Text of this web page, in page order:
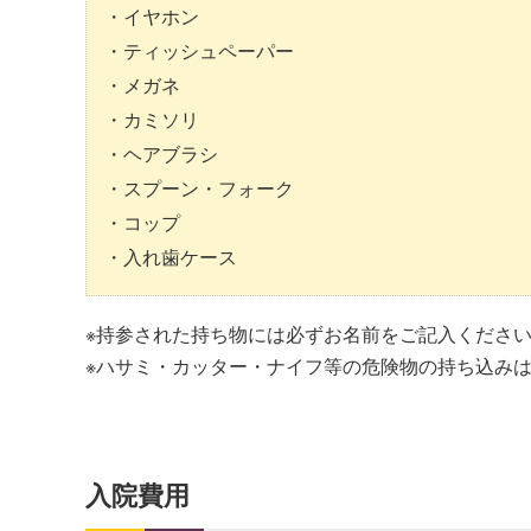
イヤホン
ティッシュペーパー
メガネ
カミソリ
ヘアブラシ
スプーン・フォーク
コップ
入れ歯ケース
※持参された持ち物には必ずお名前をご記入ください
※ハサミ・カッター・ナイフ等の危険物の持ち込みは
入院費用